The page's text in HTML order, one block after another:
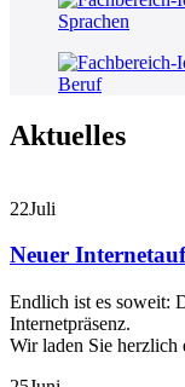
Sprachen
Beruf
Aktuelles
22Juli
Neuer
Endlich ist es soweit:
Internetpräsenz.
Wir laden Sie